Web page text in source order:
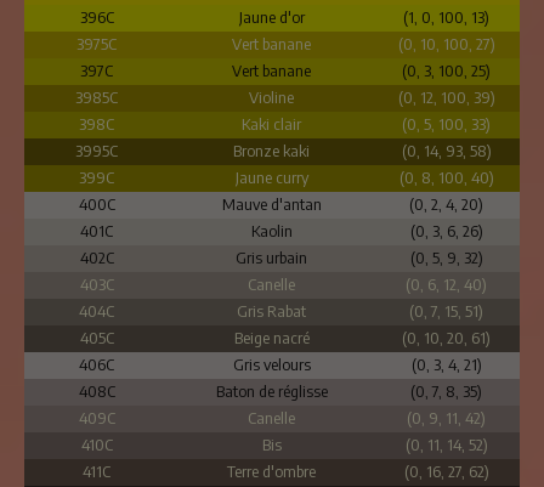
396C Jaune d'or
(1, 0, 100, 13)
3975C
Vert banane
(0, 10, 100, 27)
397C
Vert banane
(0, 3, 100, 25)
3985C
Violine
(0, 12, 100, 39)
398C
Kaki clair
(0, 5, 100, 33)
3995C
Bronze kaki
(0, 14, 93, 58)
399C
Jaune curry
(0, 8, 100, 40)
400C
Mauve d'antan
(0, 2, 4, 20)
401C
Kaolin
(0, 3, 6, 26)
402C
Gris urbain
(0, 5, 9, 32)
403C
Canelle
(0, 6, 12, 40)
404C
Gris Rabat
(0, 7, 15, 51)
405C
Beige nacré
(0, 10, 20, 61)
406C
Gris velours
(0, 3, 4, 21)
408C
Baton de réglisse
(0, 7, 8, 35)
409C
Canelle
(0, 9, 11, 42)
410C
Bis
(0, 11, 14, 52)
411C
Terre d'ombre
(0, 16, 27, 62)